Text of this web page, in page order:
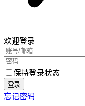
欢迎登录
保持登录状态
登录
忘记密码